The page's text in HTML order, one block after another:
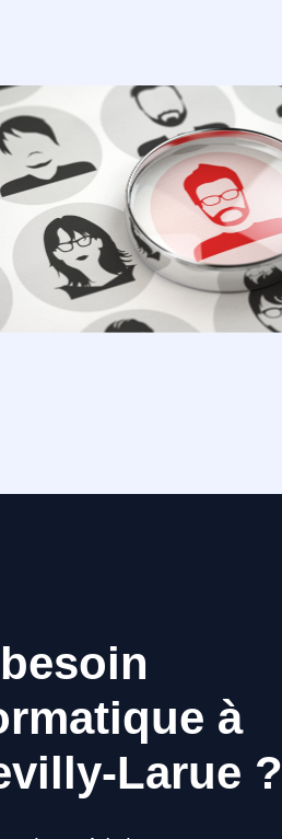
à
Larue ?